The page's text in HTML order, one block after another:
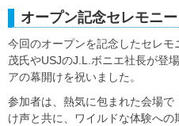
オープン記念セレモニー
今回のオープンを記念したセレ
茂氏やUSJのJ.L.ボニエ社長が登
アの幕開けを祝いました。
参加者は、熱気に包まれた会場で
け声と共に、ワイルドな体験への